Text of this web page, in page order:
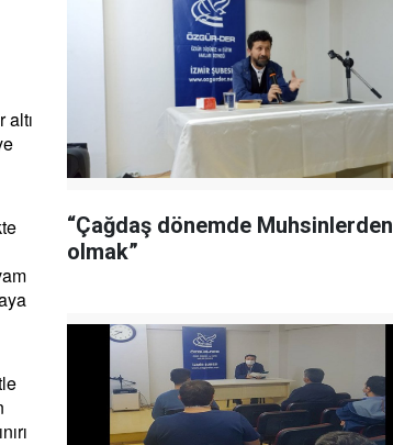
altı
“Çağdaş dönemde Muhsinlerden
olmak”